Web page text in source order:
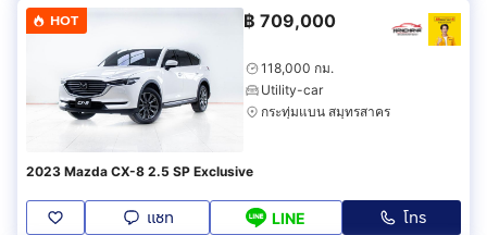
HOT ฿ 709,000
118,000 กม.
Utility-car
กระทุ่มแบน สมุทรสาคร
2023 Mazda CX-8 2.5 SP Exclusive
แชท LINE โทร